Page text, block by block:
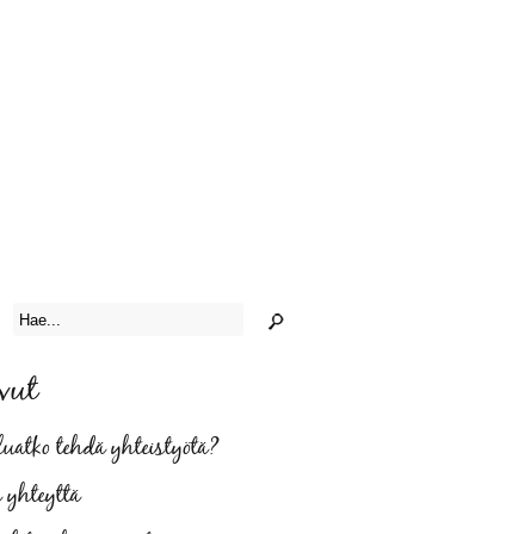
tehdä yhteistyötä?
yhteyttä